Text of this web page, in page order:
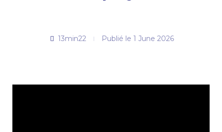
13min22 Publié le 1 June 2026